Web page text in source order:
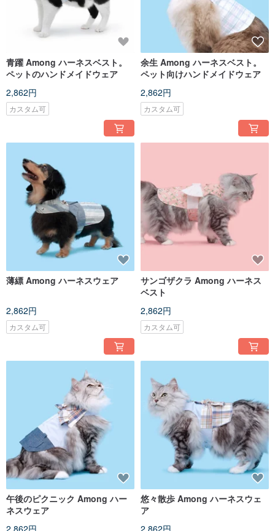
青躍 Among ハーネスベスト。
ペットのハンドメイドウェア
2,862円
カスタム可
余生 Among ハーネスベスト。
ペット向けハンドメイドウェア
2,862円
カスタム可
薄縹 Among ハーネスウェア
2,862円
カスタム可
サンゴザクラ Among ハーネス
ベスト
2,862円
カスタム可
午後のピクニック Among ハー
ネスウェア
2,862円
悠々散歩 Among ハーネスウェ
ア
2,862円